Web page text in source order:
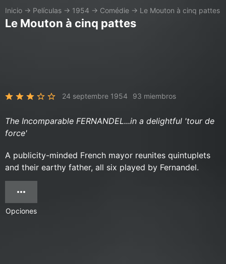
Inicio → Películas → 1954 → Comédie → Le Mouton à cinq pattes
Le Mouton à cinq pattes
24 septembre 1954 93 miembros
The Incomparable FERNANDEL...in a delightful 'tour de
force'
A publicity-minded French mayor reunites quintuplets
and their earthy father, all six played by Fernandel.
Opciones